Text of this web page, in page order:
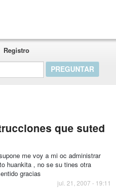
Registro
que suted
me voy a mi oc administrar
huankita , no se su tines otra
gracias
jul. 21, 2007 - 19:11